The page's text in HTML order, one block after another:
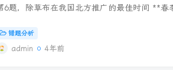
6题，除草布在我国北方推广的最佳时间 **
次重庆森林火灾灭火难度大，压力大的原因（6
近城市（人口密度大的地方），周边建筑、人
错题分析
admin 4年前